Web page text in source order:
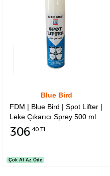
Blue Bird
FDM | Blue Bird | Spot Lifter |
Leke Çıkarıcı Sprey 500 ml
306 40 TL
Çok Al Az Öde